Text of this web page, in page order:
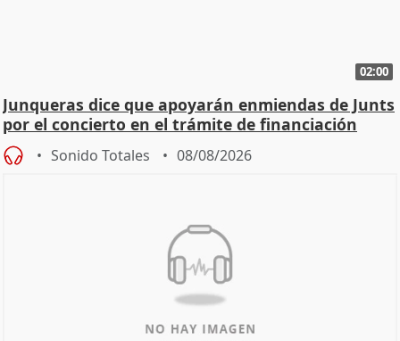
02:00
Junqueras dice que apoyarán enmiendas de Junts
por el concierto en el trámite de financiación
Sonido Totales 08/08/2026